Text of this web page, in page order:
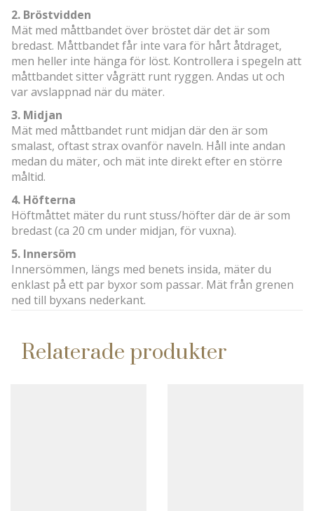
2. Bröstvidden
Mät med måttbandet över bröstet där det är som
bredast. Måttbandet får inte vara för hårt åtdraget,
men heller inte hänga för löst. Kontrollera i spegeln att
måttbandet sitter vågrätt runt ryggen. Andas ut och
var avslappnad när du mäter.
3. Midjan
Mät med måttbandet runt midjan där den är som
smalast, oftast strax ovanför naveln. Håll inte andan
medan du mäter, och mät inte direkt efter en större
måltid.
4. Höfterna
Höftmåttet mäter du runt stuss/höfter där de är som
bredast (ca 20 cm under midjan, för vuxna).
5. Innersöm
Innersömmen, längs med benets insida, mäter du
enklast på ett par byxor som passar. Mät från grenen
ned till byxans nederkant.
Relaterade produkter